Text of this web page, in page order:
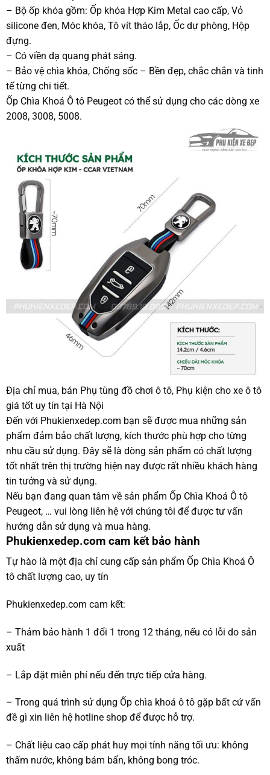
– Bộ ốp khóa gồm: Ốp khóa Hợp Kim Metal cao cấp, Vỏ
silicone đen, Móc khóa, Tô vít tháo lắp, Ốc dự phòng, Hộp
đựng.
– Có viền dạ quang phát sáng.
– Bảo vệ chìa khóa, Chống sốc – Bền đẹp, chắc chắn và tinh
tế từng chi tiết.
Ốp Chìa Khoá Ô tô Peugeot có thể sử dụng cho các dòng xe
2008, 3008, 5008.
Địa chỉ mua, bán Phụ tùng đồ chơi ô tô, Phụ kiện cho xe ô tô
giá tốt uy tín tại Hà Nội
Đến với Phukienxedep.com bạn sẽ được mua những sản
phẩm đảm bảo chất lượng, kích thước phù hợp cho từng
nhu cầu sử dụng. Đây sẽ là dòng sản phẩm có chất lượng
tốt nhất trên thị trường hiện nay được rất nhiều khách hàng
tin tưởng và sử dụng.
Nếu bạn đang quan tâm về sản phẩm Ốp Chìa Khoá Ô tô
Peugeot, … vui lòng liên hệ với chúng tôi để được tư vấn
hướng dẫn sử dụng và mua hàng.
Phukienxedep.com cam kết bảo hành
Tự hào là một địa chỉ cung cấp sản phẩm Ốp Chìa Khoá Ô
tô chất lượng cao, uy tín
Phukienxedep.com cam kết:
– Thảm bảo hành 1 đổi 1 trong 12 tháng, nếu có lỗi do sản
xuất
– Lắp đặt miễn phí nếu đến trực tiếp cửa hàng.
– Trong quá trình sử dụng Ốp chìa khoá ô tô gặp bất cứ vấn
đề gì xin liên hệ hotline shop để được hỗ trợ.
– Chất liệu cao cấp phát huy mọi tính năng tối ưu: không
thấm nước, không bám bẩn, không bong tróc.